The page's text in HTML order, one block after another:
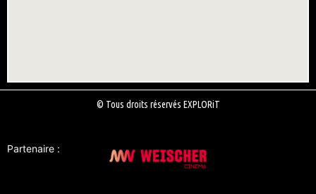
© Tous droits réservés EXPLORiT
Partenaire :